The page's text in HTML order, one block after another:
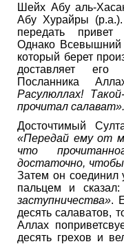
Шейх Абу аль-
Абу Хурайры
передать привет
Однако Всевышний
который берет
доставляет его
Посланника
Расулюллах!
прочитал салават».
Досточтимый
«Передай ему от
что
достаточно,
Затем он соединил
пальцем и сказал:
заступничества».
десять салаватов,
Аллах
десять грехов и